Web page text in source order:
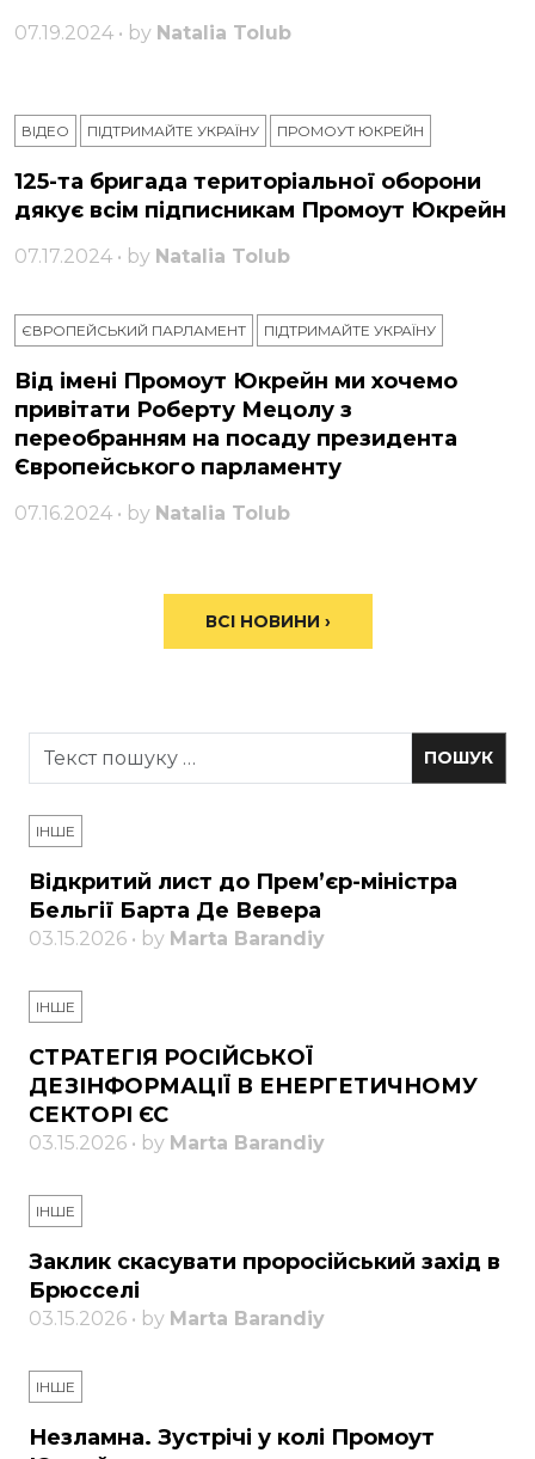
07.19.2024 • by Natalia Tolub
ВІДЕО ПІДТРИМАЙТЕ УКРАЇНУ ПРОМОУТ ЮКРЕЙН
125-та бригада територіальної оборони
дякує всім підписникам Промоут Юкрейн
07.17.2024 • by Natalia Tolub
ЄВРОПЕЙСЬКИЙ ПАРЛАМЕНТ ПІДТРИМАЙТЕ УКРАЇНУ
Від імені Промоут Юкрейн ми хочемо
привітати Роберту Мецолу з
переобранням на посаду президента
Європейського парламенту
07.16.2024 • by Natalia Tolub
ВСІ НОВИНИ ›
ІНШЕ
Відкритий лист до Прем’єр-міністра
Бельгії Барта Де Вевера
03.15.2026 • by Marta Barandiy
ІНШЕ
СТРАТЕГІЯ РОСІЙСЬКОЇ
ДЕЗІНФОРМАЦІЇ В ЕНЕРГЕТИЧНОМУ
СЕКТОРІ ЄС
03.15.2026 • by Marta Barandiy
ІНШЕ
Заклик скасувати проросійський захід в
Брюсселі
03.15.2026 • by Marta Barandiy
ІНШЕ
Незламна. Зустрічі у колі Промоут